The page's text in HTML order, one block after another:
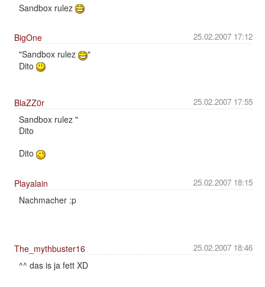
Sandbox rulez
25.02.2007 17:12
BigOne
"Sandbox rulez
"
Dito
25.02.2007 17:55
BlaZZ0r
Sandbox rulez "
Dito
Dito
25.02.2007 18:15
Playalain
Nachmacher :p
25.02.2007 18:46
The_mythbuster16
^^ das is ja fett XD